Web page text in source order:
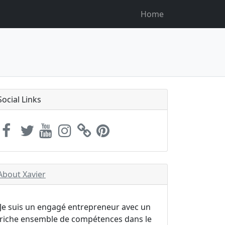
Home
Links
Xavier
Je suis un engagé entrepreneur avec un
riche ensemble de compétences dans le